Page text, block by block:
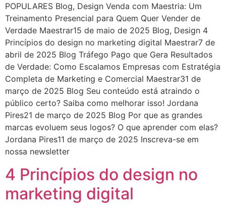
POPULARES Blog, Design Venda com Maestria: Um
Treinamento Presencial para Quem Quer Vender de
Verdade Maestrar15 de maio de 2025 Blog, Design 4
Princípios do design no marketing digital Maestrar7 de
abril de 2025 Blog Tráfego Pago que Gera Resultados
de Verdade: Como Escalamos Empresas com Estratégia
Completa de Marketing e Comercial Maestrar31 de
março de 2025 Blog Seu conteúdo está atraindo o
público certo? Saiba como melhorar isso! Jordana
Pires21 de março de 2025 Blog Por que as grandes
marcas evoluem seus logos? O que aprender com elas?
Jordana Pires11 de março de 2025 Inscreva-se em
nossa newsletter
4 Princípios do design no
marketing digital